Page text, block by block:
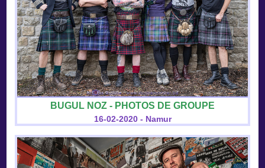
BUGUL NOZ - PHOTOS DE GROUPE
16-02-2020 - Namur